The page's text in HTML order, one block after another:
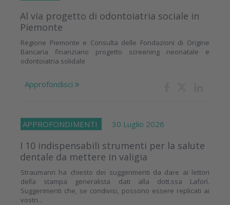
Al via progetto di odontoiatria sociale in
Piemonte
Regione Piemonte e Consulta delle Fondazioni di Origine
Bancaria finanziano progetto screening neonatale e
odontoiatria solidale
Approfondisci
APPROFONDIMENTI 30 Luglio 2026
I 10 indispensabili strumenti per la salute
dentale da mettere in valigia
Straumann ha chiesto dei suggerimenti da dare ai lettori
della stampa generalista dati alla dott.ssa Laforì.
Suggerimenti che, se condivisi, possono essere replicati ai
vostri...